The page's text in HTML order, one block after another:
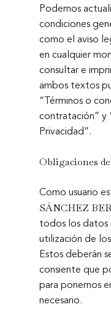
Podemos
condiciones
como el aviso
en cualquier
consultar e
ambos textos
“Términos o
contratación” y
Privacidad”.
Obligaciones
Como usuario
SÁNCHEZ
todos los datos
utilización de
Estos deberán
consiente que
para ponernos
necesario.